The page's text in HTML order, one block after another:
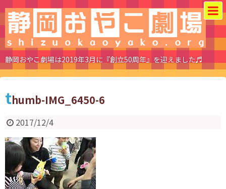
静岡おやこ劇場は2019年3月に『創立50周年』を迎えました♬
thumb-IMG_6450-6
2017/12/4